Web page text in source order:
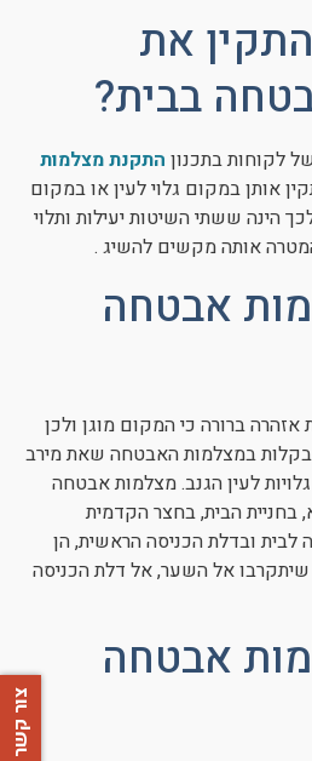
את
בבית?
לקוחות בתכנון התקנת מצלמות
אותן במקום גלוי לעין או במקום
הינה ששתי השיטות יעילות ותלוי
אותה מקשים להשיג .
אבטחה
אזהרה ברורה כי המקום מוגן ולכן
בקלות במצלמות האבטחה שאת מירב
לעין הגנב. מצלמות אבטחה
בחניית הבית, בחצר הקדמית
לבית ובדלת הכניסה הראשית, הן
שיתקרבו אל השער, אל דלת הכניסה
אבטחה
צור קשר